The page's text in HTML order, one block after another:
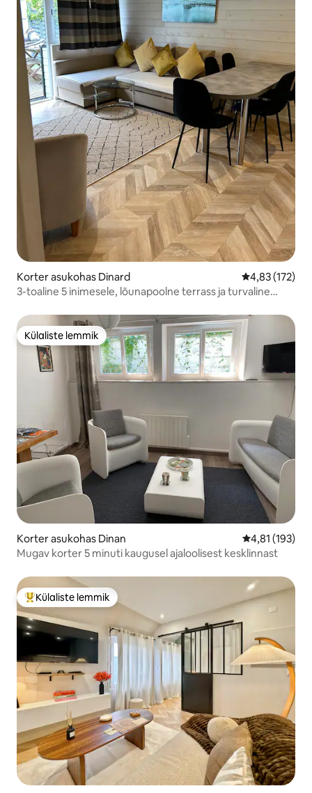
Korter asukohas Dinard Keskmine
4,83 (172)
3-toaline 5 inimesele, lõunapoolne terrass ja turvaline
Külaliste lemmik
Külaliste lemmik
Korter asukohas Dinan Keskmine
4,81 (193)
Mugav korter 5 minuti kaugusel ajaloolisest kesklinnast
Külaliste suur lemmik
Külaliste lemmik